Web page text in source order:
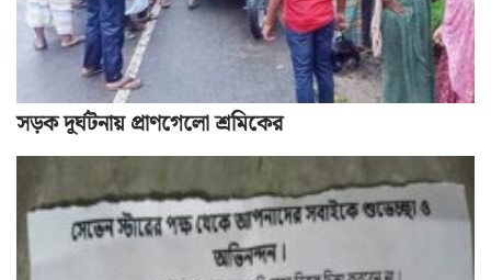
সড়ক দূর্ঘটনায় প্রাণগেলো শ্রমিকের